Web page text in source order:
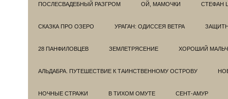
ПОСЛЕСВАДЕБНЫЙ РАЗГРОМ ОЙ, МАМОЧКИ СТЕФАН
СКАЗКА ПРО ОЗЕРО УРАГАН: ОДИССЕЯ ВЕТРА
28 ПАНФИЛОВЦЕВ ЗЕМЛЕТРЯСЕНИЕ ХОРОШИЙ
АЛЬДАБРА. ПУТЕШЕСТВИЕ К ТАИНСТВЕННОМУ ОСТРОВУ
НОЧНЫЕ СТРАЖИ В ТИХОМ ОМУТЕ СЕНТ-АМУР